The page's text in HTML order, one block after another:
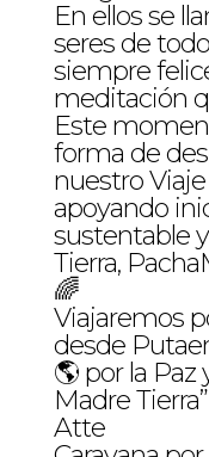
En ellos se
seres de
siempre
meditación
Este
forma de
nuestro
apoyando
sustentable
Tierra,
🌈
Viajaremos
desde
🌎 por la Paz
Madre Tierra”
Atte